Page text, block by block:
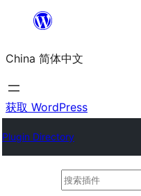
内
容
China 简体中文
获取 WordPress
Plugin Directory
搜